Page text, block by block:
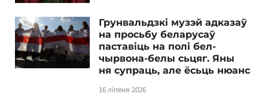
Грунвальдзкі музэй адказаў
на просьбу беларусаў
паставіць на полі бел-
чырвона-белы сьцяг. Яны
ня супраць, але ёсьць нюанс
16 ліпеня 2026